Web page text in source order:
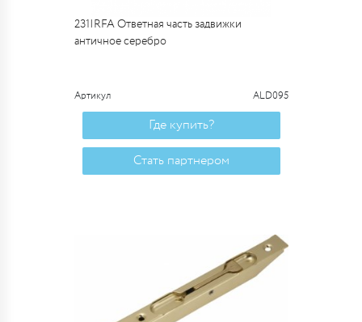
231IRFA Ответная часть задвижки
античное серебро
Артикул ALD095
Где купить?
Стать партнером